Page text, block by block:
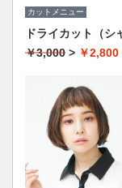
カットメニュー
ドライカット（シ
￥3,000 > ￥2,800